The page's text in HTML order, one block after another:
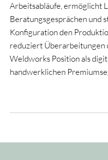
Arbeitsabläufe, ermöglicht
Beratungsgesprächen und
Konfiguration den
reduziert Überarbeitungen
Weldworks Position als
handwerklichen